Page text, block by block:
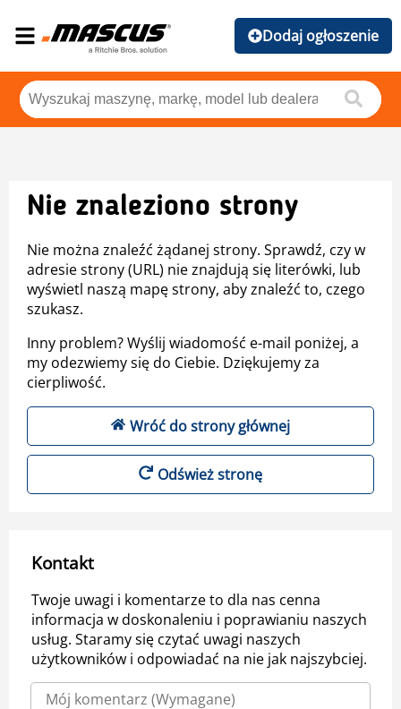
Dodaj ogłoszenie
Nie znaleziono strony
Nie można znaleźć żądanej strony. Sprawdź, czy w
adresie strony (URL) nie znajdują się literówki, lub
wyświetl naszą mapę strony, aby znaleźć to, czego
szukasz.
Inny problem? Wyślij wiadomość e-mail poniżej, a
my odezwiemy się do Ciebie. Dziękujemy za
cierpliwość.
Wróć do strony głównej
Odśwież stronę
Kontakt
Twoje uwagi i komentarze to dla nas cenna
informacja w doskonaleniu i poprawianiu naszych
usług. Staramy się czytać uwagi naszych
użytkowników i odpowiadać na nie jak najszybciej.